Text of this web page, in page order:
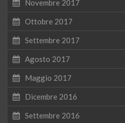
Novembre 2017
Ottobre 2017
Settembre 2017
Agosto 2017
Maggio 2017
Dicembre 2016
Settembre 2016